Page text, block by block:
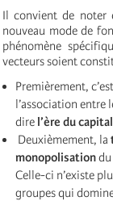
Il convient de noter
nouveau mode de
phénomène
vecteurs soient
Premièrement,
l’association entre
dire l’ère du
Deuxièmement, la
monopolisation
Celle-ci n’existe
groupes qui